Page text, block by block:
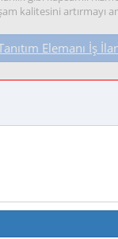
kalitesini artırmayı
Elemanı İş